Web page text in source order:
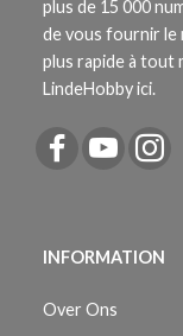
plus de 15 000
de vous fournir le
plus rapide à tout
LindeHobby ici.
INFORMATION
Over Ons